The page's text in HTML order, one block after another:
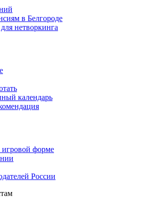
в Белгороде
нетворкинга
календарь
форме
России